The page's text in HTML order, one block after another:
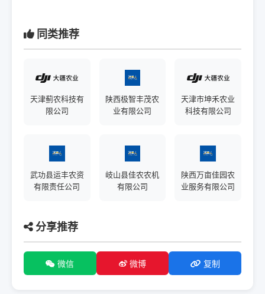
同类推荐
天津蓟农科技有
限公司
陕西极智丰茂农
业有限公司
天津市坤禾农业
科技有限公司
武功县运丰农资
有限责任公司
岐山县佳农农机
有限公司
陕西万亩佳园农
业服务有限公司
分享推荐
微信 微博 复制